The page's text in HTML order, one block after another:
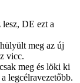
DE ezt a
meg az új
vicc.
meg és löki ki
legcélravezetőbb.